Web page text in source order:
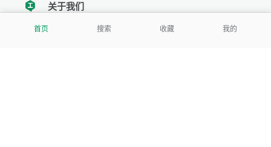
首页 搜索 收藏 我的
tencent关于我们
我们努力把每一个工具做成批量处理的产品